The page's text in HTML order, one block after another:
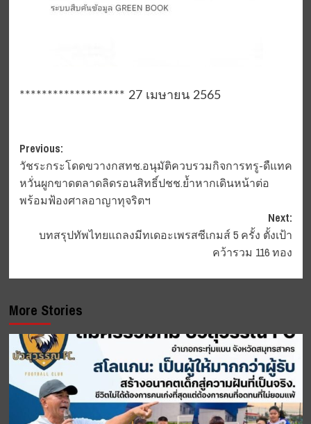
******************* 27 เมษายน 2565
Post
navigation
Previous:
วัชระกระโดดขวางกสทช.อนุมัติควบรวมกิจการทรู-ดืแทค
หวั่นผูกขาดตลาดลิดรอนสิทธิ์ปชช.ย้ำหากเดินหน้าต่อ
พร้อมฟ้องศาลอาญาทุจริตฯ
Next:
บทสรุปทัพไทยแถลงมีทเดอะเพรสซีเกมส์ 5 ครั้ง ตั้งเป้า
คว้ารวม 116 ทอง
More Stories